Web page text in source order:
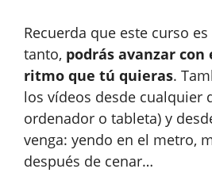
Recuerda que este curso
tanto, podrás avanzar
ritmo que tú quieras.
los vídeos desde cualquier
ordenador o tableta) y
venga: yendo en el metro,
después de cenar…